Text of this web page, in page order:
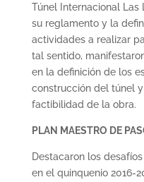
Túnel Internacional Las
su reglamento y la
actividades a realizar
tal sentido,
en la definición de los
construcción del túnel
factibilidad de la obra.
PLAN MAESTRO DE
Destacaron los
en el quinquenio 2016-